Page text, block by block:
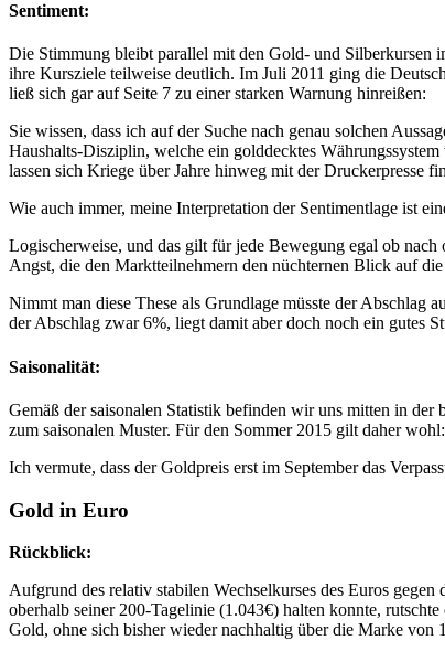
Sentiment:
Die Stimmung bleibt parallel mit den Gold- und Silberkursen
ihre Kursziele teilweise deutlich. Im Juli 2011 ging die
ließ sich gar auf Seite 7 zu einer starken Warnung hinreißen:
Sie wissen, dass ich auf der Suche nach genau solchen
Haushalts-Disziplin, welche ein golddecktes
lassen sich Kriege über Jahre hinweg mit der Druckerpresse
Wie auch immer, meine Interpretation der Sentimentlage ist
Logischerweise, und das gilt für jede Bewegung egal ob
Angst, die den Marktteilnehmern den nüchternen Blick auf
Nimmt man diese These als Grundlage müsste der Abschlag
der Abschlag zwar 6%, liegt damit aber doch noch ein gutes
Saisonalität:
Gemäß der saisonalen Statistik befinden wir uns mitten in der
zum saisonalen Muster. Für den Sommer 2015 gilt daher
Ich vermute, dass der Goldpreis erst im September das
Gold in Euro
Rückblick:
Aufgrund des relativ stabilen Wechselkurses des Euros
oberhalb seiner 200-Tagelinie (1.043€) halten konnte,
Gold, ohne sich bisher wieder nachhaltig über die Marke von